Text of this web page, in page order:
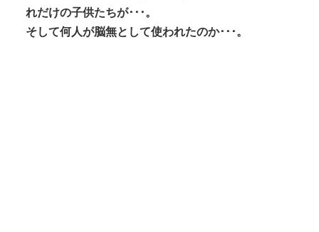
れだけの子供たちが･･･。
そして何人が脳無として使われたのか･･･。